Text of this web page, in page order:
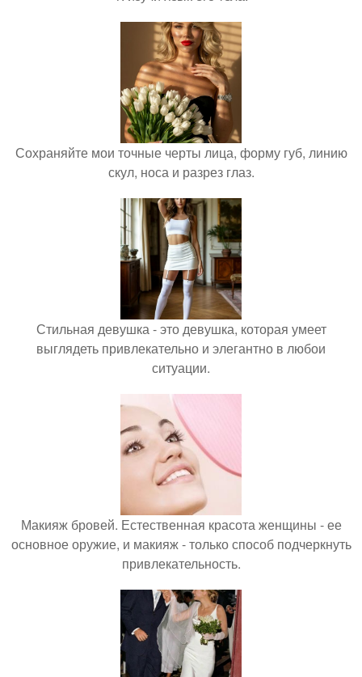
Сохраняйте мои точные черты лица, форму губ, линию
скул, носа и разрез глаз.
Стильная девушка - это девушка, которая умеет
выглядеть привлекательно и элегантно в любои
ситуации.
Макияж бровей. Естественная красота женщины - ее
основное оружие, и макияж - только способ подчеркнуть
привлекательность.